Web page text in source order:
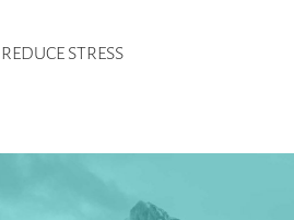
REDUCE STRESS